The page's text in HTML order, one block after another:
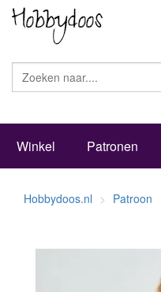
Winkel Patronen
Hobbydoos.nl Patroon